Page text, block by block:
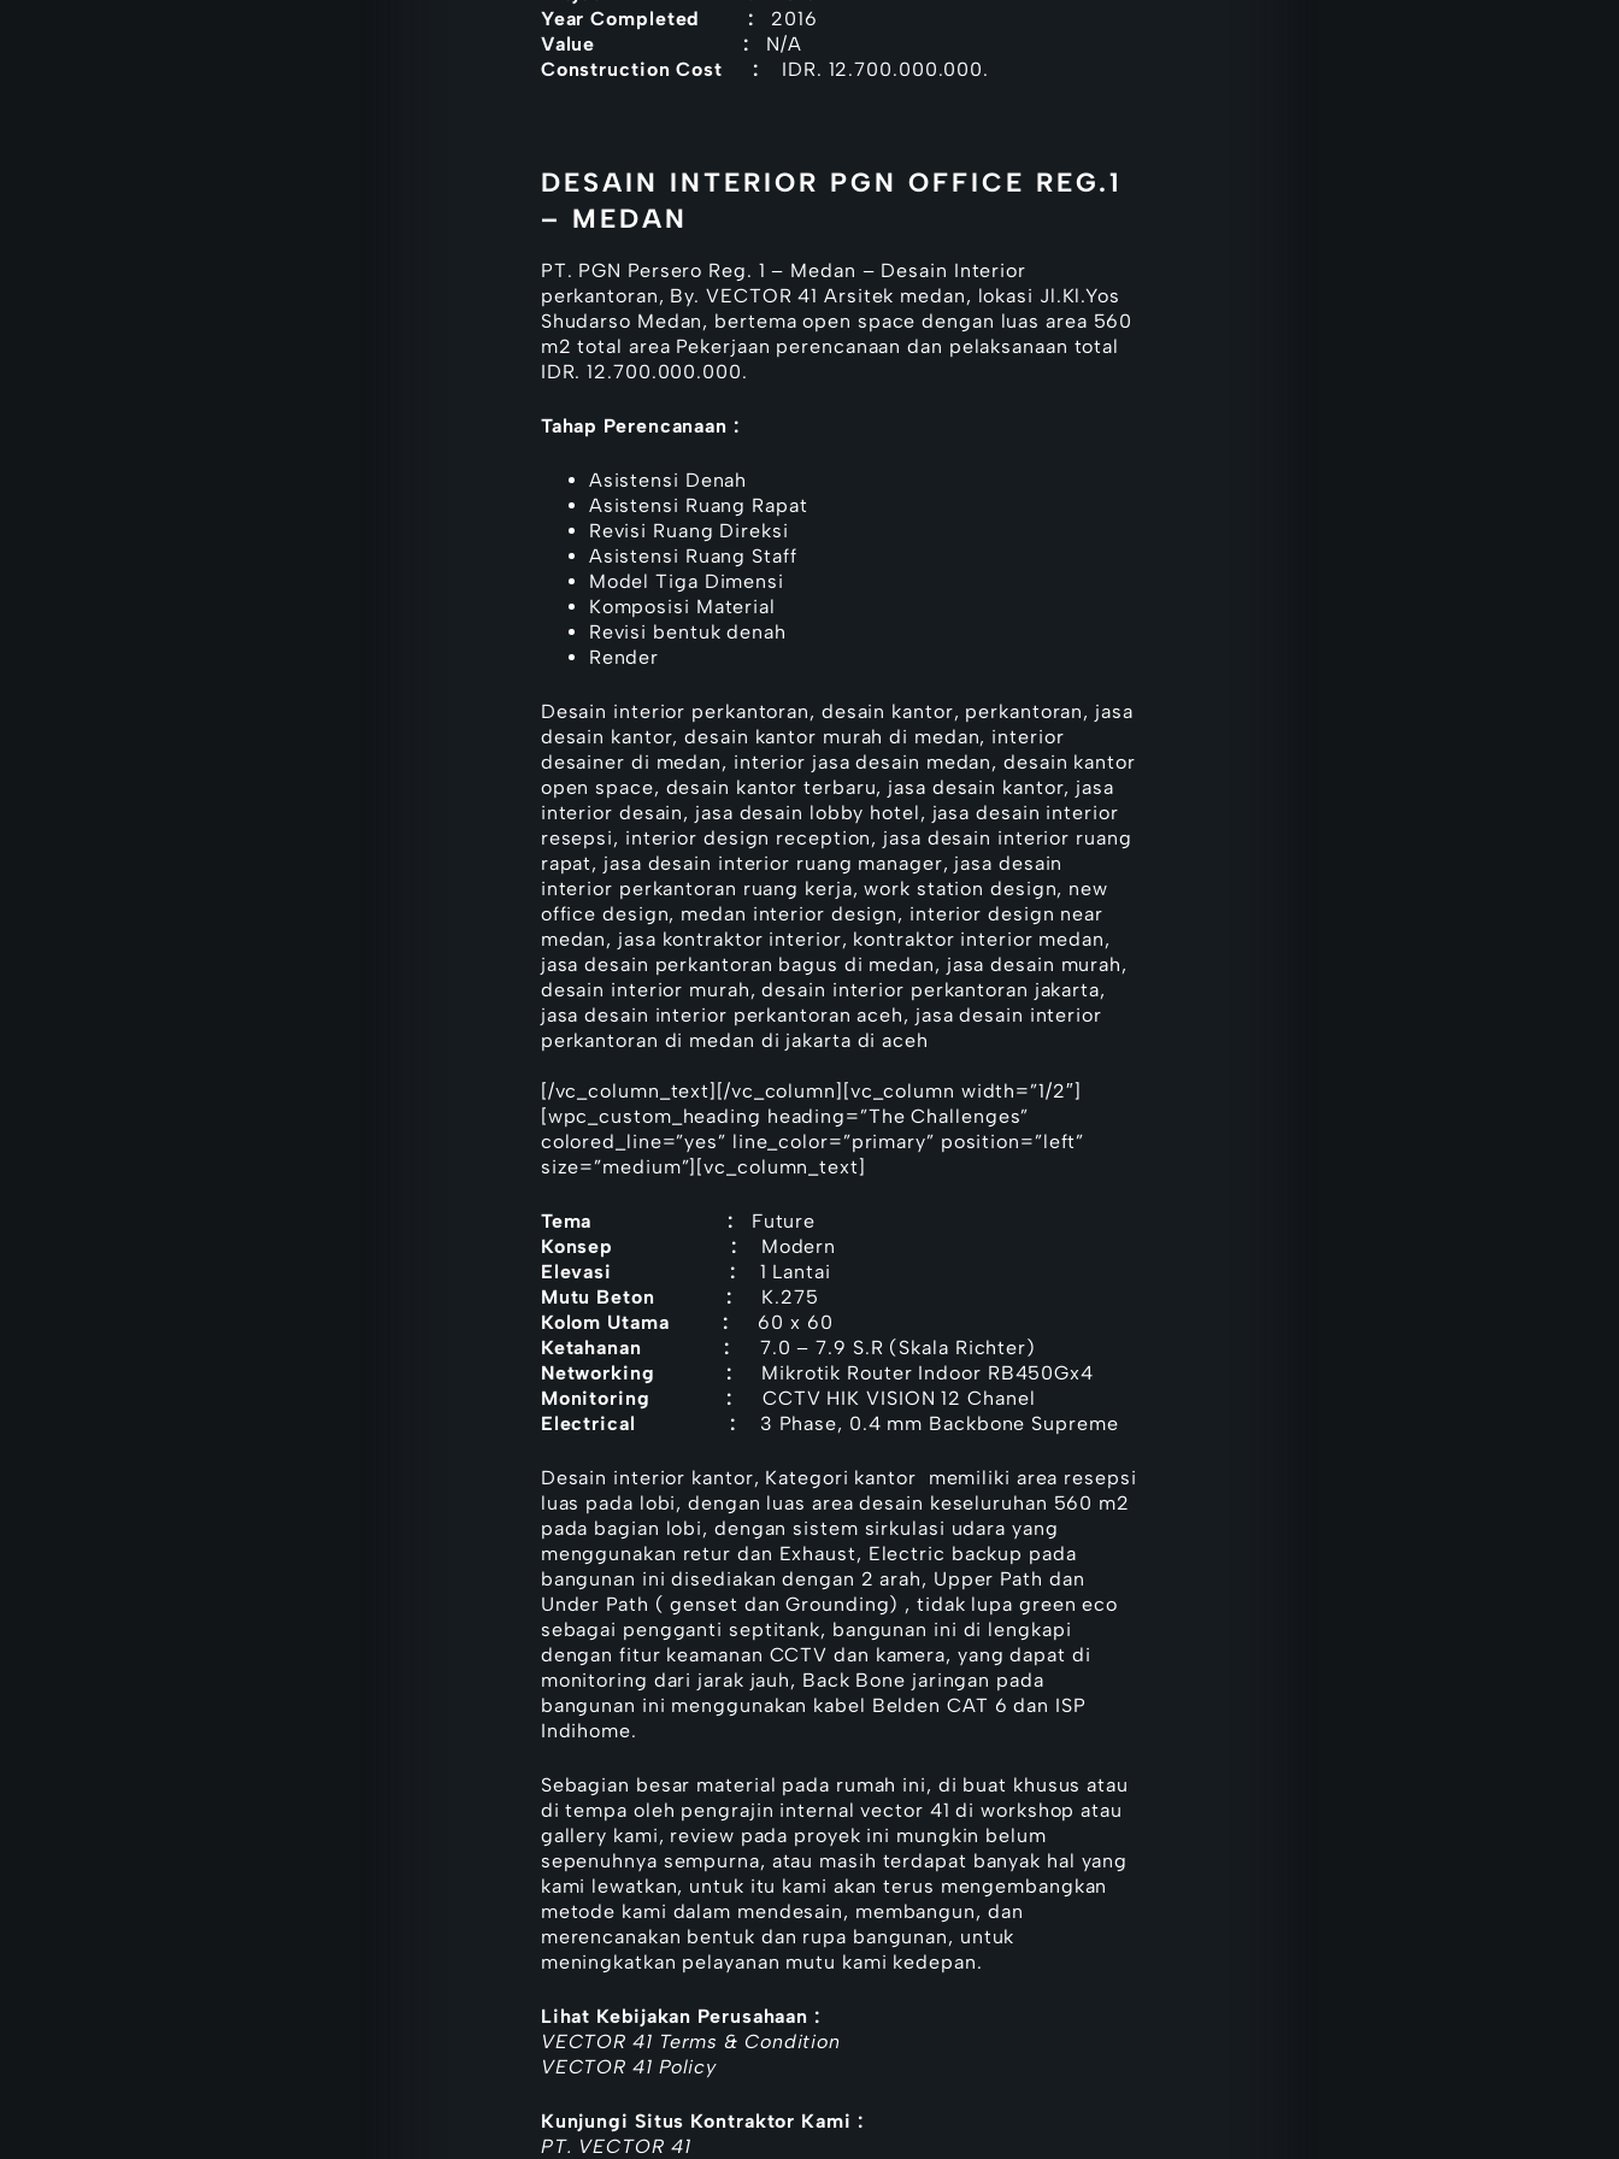
Year Completed : 2016
Value : N/A
Construction Cost :
IDR. 12.700.000.000.
DESAIN INTERIOR PGN OFFICE REG.1
– MEDAN
PT. PGN Persero Reg. 1 – Medan – Desain Interior
perkantoran, By. VECTOR 41 Arsitek medan, lokasi Jl.Kl.Yos
Shudarso Medan, bertema open space dengan luas area 560
m2 total area Pekerjaan perencanaan dan pelaksanaan total
IDR. 12.700.000.000.
Tahap Perencanaan :
Asistensi Denah
Asistensi Ruang Rapat
Revisi Ruang Direksi
Asistensi Ruang Staff
Model Tiga Dimensi
Komposisi Material
Revisi bentuk denah
Render
Desain interior perkantoran, desain kantor, perkantoran, jasa
desain kantor, desain kantor murah di medan, interior
desainer di medan, interior jasa desain medan, desain kantor
open space, desain kantor terbaru, jasa desain kantor, jasa
interior desain, jasa desain lobby hotel, jasa desain interior
resepsi, interior design reception, jasa desain interior ruang
rapat, jasa desain interior ruang manager, jasa desain
interior perkantoran ruang kerja, work station design, new
office design, medan interior design, interior design near
medan, jasa kontraktor interior, kontraktor interior medan,
jasa desain perkantoran bagus di medan, jasa desain murah,
desain interior murah, desain interior perkantoran jakarta,
jasa desain interior perkantoran aceh, jasa desain interior
perkantoran di medan di jakarta di aceh
[/vc_column_text][/vc_column][vc_column width=”1/2″]
[wpc_custom_heading heading=”The Challenges”
colored_line=”yes” line_color=”primary” position=”left”
size=”medium”][vc_column_text]
Tema : Future
Konsep :
Modern
Elevasi : 1 Lantai
Mutu Beton : K.275
Kolom Utama : 60 x 60
Ketahanan :
7.0 – 7.9 S.R (Skala Richter)
Networking :
Mikrotik Router Indoor RB450Gx4
Monitoring :
CCTV HIK VISION 12 Chanel
Electrical : 3 Phase, 0.4 mm Backbone Supreme
Desain interior kantor, Kategori kantor memiliki area resepsi
luas pada lobi, dengan luas area desain keseluruhan 560 m2
pada bagian lobi, dengan sistem sirkulasi udara yang
menggunakan retur dan Exhaust, Electric backup pada
bangunan ini disediakan dengan 2 arah, Upper Path dan
Under Path ( genset dan Grounding) , tidak lupa green eco
sebagai pengganti septitank, bangunan ini di lengkapi
dengan fitur keamanan CCTV dan kamera, yang dapat di
monitoring dari jarak jauh, Back Bone jaringan pada
bangunan ini menggunakan kabel Belden CAT 6 dan ISP
Indihome.
Sebagian besar material pada rumah ini, di buat khusus atau
di tempa oleh pengrajin internal vector 41 di workshop atau
gallery kami, review pada proyek ini mungkin belum
sepenuhnya sempurna, atau masih terdapat banyak hal yang
kami lewatkan, untuk itu kami akan terus mengembangkan
metode kami dalam mendesain, membangun, dan
merencanakan bentuk dan rupa bangunan, untuk
meningkatkan pelayanan mutu kami kedepan.
Lihat Kebijakan Perusahaan :
VECTOR 41 Terms & Condition
VECTOR 41 Policy
Kunjungi Situs Kontraktor Kami :
PT. VECTOR 41